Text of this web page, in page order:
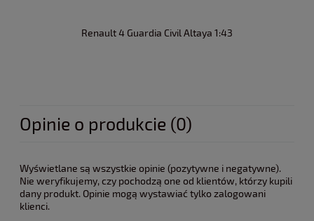
Renault 4 Guardia Civil Altaya 1:43
Opinie o produkcie (0)
Wyświetlane są wszystkie opinie (pozytywne i negatywne).
Nie weryfikujemy, czy pochodzą one od klientów, którzy kupili
dany produkt. Opinie mogą wystawiać tylko zalogowani
klienci.